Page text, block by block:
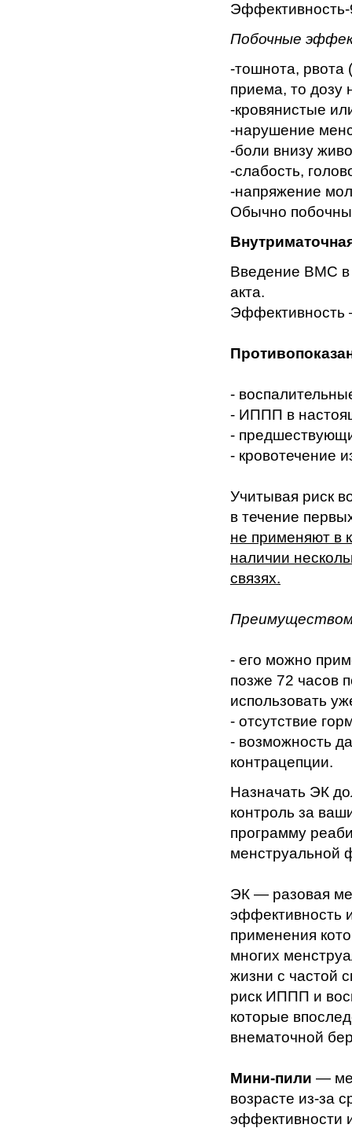
Побочные
-тошнота, рвота
приема, то дозу
-кровянистые
-нарушение
-боли внизу
-слабость,
-напряжение
Обычно
Введение ВМС в
акта.
Эффективность
-
- ИППП в
-
- кровотечение
Учитывая риск
в течение
не применяют в
наличии
связях.
- его можно
позже 72 часов
использовать
- отсутствие
- возможность
контрацепции.
Назначать ЭК
контроль за
программу
менструальной
ЭК — разовая
эффективность
применения
многих
жизни с частой
риск ИППП и
которые
внематочной
Мини-пили —
возрасте из-за
эффективности